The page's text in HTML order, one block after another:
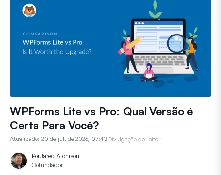
WPForms Lite vs Pro: Qual Versão é
Certa Para Você?
Atualizado: 20 de jul. de 2026, 07:43 Divulgação do Leitor
PorJared Atchison
Cofundador